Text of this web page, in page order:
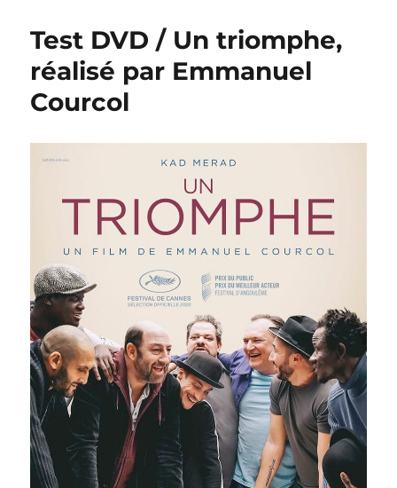
/
fanfare,
Test DVD / Un triomphe,
réalisé par Emmanuel
Courcol